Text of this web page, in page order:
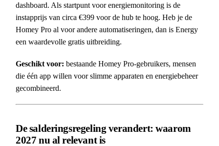
dashboard. Als startpunt voor energiemonitoring is de
instapprijs van circa €399 voor de hub te hoog. Heb je de
Homey Pro al voor andere automatiseringen, dan is Energy
een waardevolle gratis uitbreiding.
Geschikt voor: bestaande Homey Pro-gebruikers, mensen
die één app willen voor slimme apparaten en energiebeheer
gecombineerd.
De salderingsregeling verandert: waarom
2027 nu al relevant is